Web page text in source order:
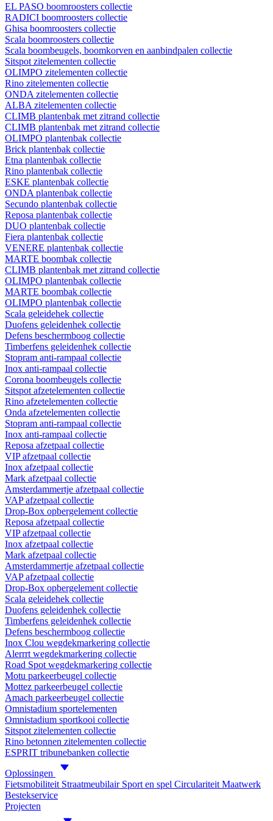
EL PASO boomroosters collectie
RADICI boomroosters collectie
Ghisa boomroosters collectie
Scala boomroosters collectie
Scala boombeugels, boomkorven en aanbindpalen collectie
Sitspot zitelementen collectie
OLIMPO zitelementen collectie
Rino zitelementen collectie
ONDA zitelementen collectie
ALBA zitelementen collectie
CLIMB plantenbak met zitrand collectie
CLIMB plantenbak met zitrand collectie
OLIMPO plantenbak collectie
Brick plantenbak collectie
Etna plantenbak collectie
Rino plantenbak collectie
ESKE plantenbak collectie
ONDA plantenbak collectie
Secundo plantenbak collectie
Reposa plantenbak collectie
DUO plantenbak collectie
Fiera plantenbak collectie
VENERE plantenbak collectie
MARTE boombak collectie
CLIMB plantenbak met zitrand collectie
OLIMPO plantenbak collectie
MARTE boombak collectie
OLIMPO plantenbak collectie
Scala geleidehek collectie
Duofens geleidenhek collectie
Defens beschermboog collectie
Timberfens geleidenhek collectie
Stopram anti-rampaal collectie
Inox anti-rampaal collectie
Corona boombeugels collectie
Sitspot afzetelementen collectie
Rino afzetelementen collectie
Onda afzetelementen collectie
Stopram anti-rampaal collectie
Inox anti-rampaal collectie
Reposa afzetpaal collectie
VIP afzetpaal collectie
Inox afzetpaal collectie
Mark afzetpaal collectie
Amsterdammertje afzetpaal collectie
VAP afzetpaal collectie
Drop-Box opbergelement collectie
Reposa afzetpaal collectie
VIP afzetpaal collectie
Inox afzetpaal collectie
Mark afzetpaal collectie
Amsterdammertje afzetpaal collectie
VAP afzetpaal collectie
Drop-Box opbergelement collectie
Scala geleidehek collectie
Duofens geleidenhek collectie
Timberfens geleidenhek collectie
Defens beschermboog collectie
Inox Clou wegdekmarkering collectie
Alerrrt wegdekmarkering collectie
Road Spot wegdekmarkering collectie
Motu parkeerbeugel collectie
Mottez parkeerbeugel collectie
Amach parkeerbeugel collectie
Omnistadium sportelementen
Omnistadium sportkooi collectie
Sitspot zitelementen collectie
Rino betonnen zitelementen collectie
ESPRIT tribunebanken collectie
Oplossingen
Fietsmobiliteit Straatmeubilair Sport en spel Circulariteit Maatwerk
Bestekservice
Projecten